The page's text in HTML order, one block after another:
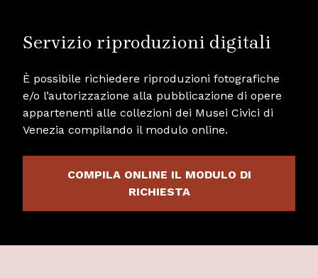
Servizio riproduzioni digitali
È possibile richiedere riproduzioni fotografiche
e/o l’autorizzazione alla pubblicazione di opere
appartenenti alle collezioni dei Musei Civici di
Venezia compilando il modulo online.
COMPILA ONLINE IL MODULO DI
RICHIESTA